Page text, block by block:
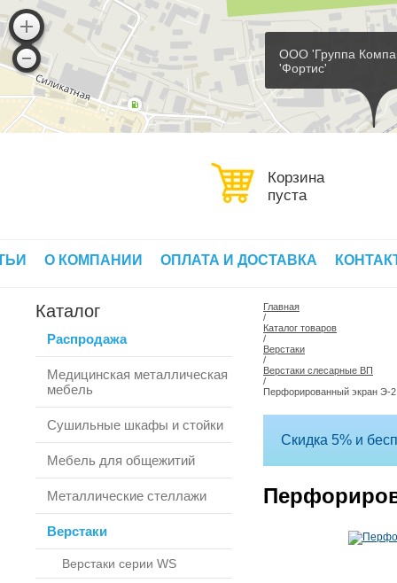
ООО 'Группа
'Фортис'
Корзина
пуста
О КОМПАНИИ ОПЛАТА И ДОСТАВКА
Каталог
Распродажа
Медицинская металлическая
мебель
Сушильные шкафы и стойки
Мебель для общежитий
Металлические стеллажи
Верстаки
Верстаки серии WS
Главная
/
Каталог товаров
/
Верстаки
/
Верстаки слесарные ВП
/
Перфорированный экран Э-2
Скидка 5% и